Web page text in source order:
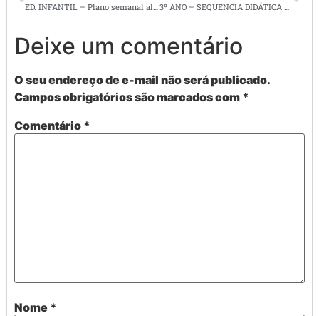
ED. INFANTIL – Plano semanal alinhado a BNCC – com atividades para imprimir 3º ANO – SEQUENCIA DIDÁTICA Chapeuzinho Vermelho
Deixe um comentário
O seu endereço de e-mail não será publicado.
Campos obrigatórios são marcados com *
Comentário *
Nome *